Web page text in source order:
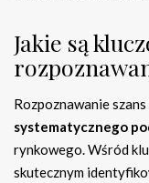
Jakie są
Rozpoznawanie
systematycznego
rynkowego. Wśród
skutecznym